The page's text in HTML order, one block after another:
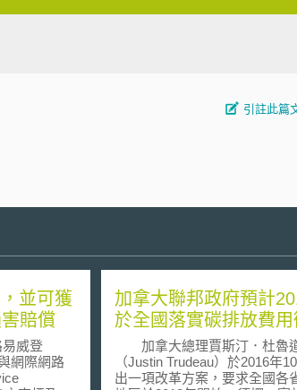
引註此篇
並可獲
賠償
威登
網際網路
加拿大聯邦政府預計
於全國落實碳排放費
加拿大總理賈斯汀．杜魯
（Justin Trudeau）於2016年
出一項改革方案，要求全國各